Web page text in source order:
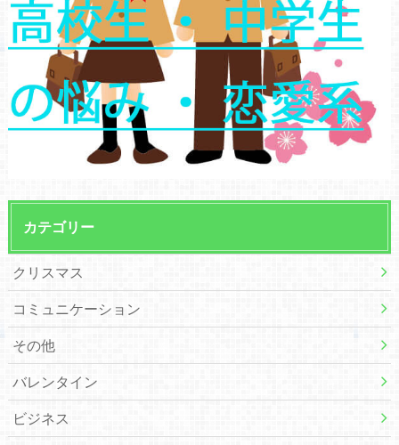
カテゴリー
クリスマス
コミュニケーション
その他
バレンタイン
ビジネス